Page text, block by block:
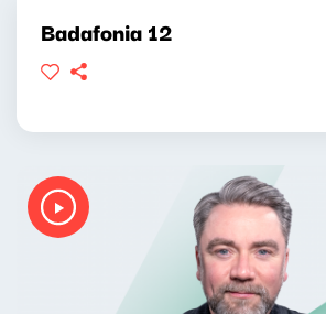
Badafonia 12